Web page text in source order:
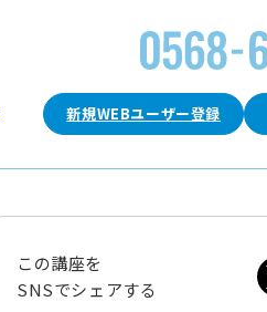
新規WEBユーザー登録
この講座を
SNSでシェアする